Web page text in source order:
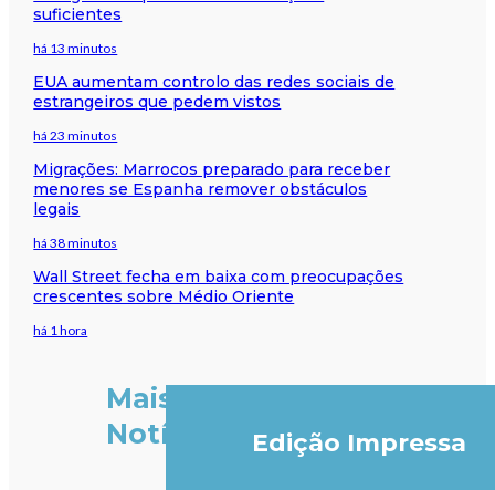
suficientes
há 13 minutos
EUA aumentam controlo das redes sociais de
estrangeiros que pedem vistos
há 23 minutos
Migrações: Marrocos preparado para receber
menores se Espanha remover obstáculos
legais
há 38 minutos
Wall Street fecha em baixa com preocupações
crescentes sobre Médio Oriente
há 1 hora
Mais
Notícias
Edição Impressa